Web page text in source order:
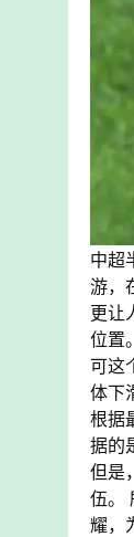
中超
游，
更让
位置
可这
体下
根据
据的
但是
伍。
耀，